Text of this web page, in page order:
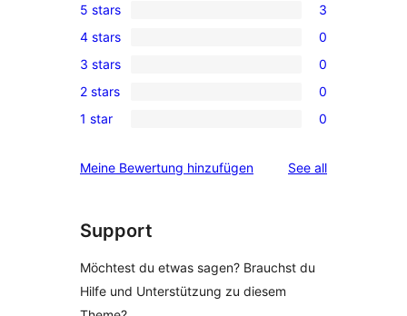
3
5-
star
reviews
5 stars 3
0
4-
star
reviews
4 stars 0
0
3-
star
3 stars 0
0
2-
reviews
2 stars 0
0
star
1 star 0
Meine Bewertung hinzufügen See allreviews
Support
Möchtest du etwas sagen? Brauchst du
Hilfe und Unterstützung zu diesem